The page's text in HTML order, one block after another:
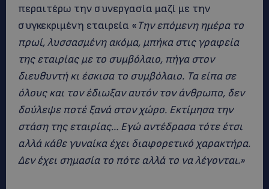
περαιτέρω την συνεργασία μαζί με την
συγκεκριμένη εταιρεία «Την επόμενη ημέρα το
πρωί, λυσσασμένη ακόμα, μπήκα στις γραφεία
της εταιρίας με το συμβόλαιο, πήγα στον
διευθυντή κι έσκισα το συμβόλαιο. Τα είπα σε
όλους και τον έδιωξαν αυτόν τον άνθρωπο, δεν
δούλεψε ποτέ ξανά στον χώρο. Εκτίμησα την
στάση της εταιρίας… Εγώ αντέδρασα τότε έτσι
αλλά κάθε γυναίκα έχει διαφορετικό χαρακτήρα.
Δεν έχει σημασία το πότε αλλά το να λέγονται.»